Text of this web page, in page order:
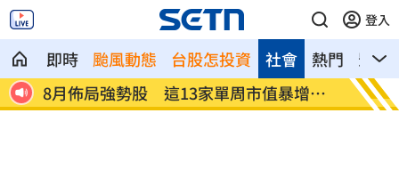
登入
即時 颱風動態 台股怎投資 熱門 影音
社會
盜 8月佈局強勢股 這13家單周市值暴增千
億
許富